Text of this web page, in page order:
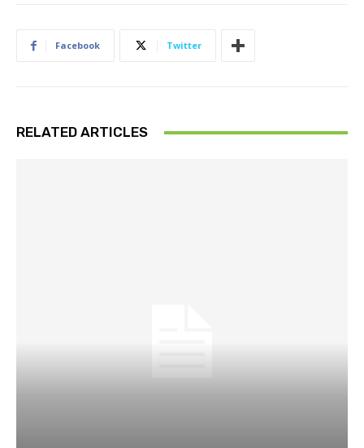
Facebook Twitter
RELATED ARTICLES